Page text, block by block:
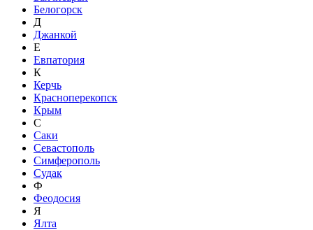
Белогорск
Д
Джанкой
Е
Евпатория
К
Керчь
Красноперекопск
Крым
С
Саки
Севастополь
Симферополь
Судак
Ф
Феодосия
Я
Ялта